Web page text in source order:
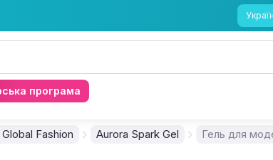
програма
Fashion Aurora Spark Gel Гель для